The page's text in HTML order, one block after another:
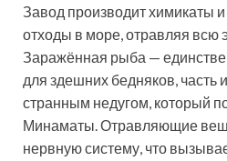
Завод производит химикаты
отходы в море, отравляя всю
Заражённая рыба —
для здешних бедняков, часть
странным недугом, который
Минаматы. Отравляющие
нервную систему, что